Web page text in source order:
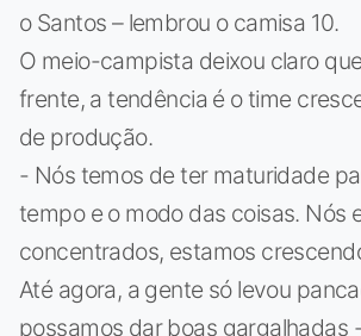
o Santos – lembrou o camisa 10.
O meio-campista deixou claro
frente, a tendência é o time
de produção.
- Nós temos de ter maturidade
tempo e o modo das coisas. Nós
concentrados, estamos
Até agora, a gente só levou
possamos dar boas gargalhadas